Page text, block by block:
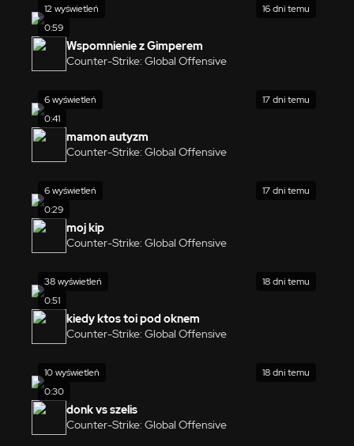
0:59
12 wyświetleń 16 dni temu
Wspomnienie z Gimperem
Counter-Strike: Global Offensive
0:41
6 wyświetleń 17 dni temu
mamon autyzm
Counter-Strike: Global Offensive
0:29
6 wyświetleń 17 dni temu
moj kip
Counter-Strike: Global Offensive
0:51
38 wyświetleń 18 dni temu
kiedy ktos toi pod oknem
Counter-Strike: Global Offensive
0:30
10 wyświetleń 18 dni temu
donk vs szelis
Counter-Strike: Global Offensive